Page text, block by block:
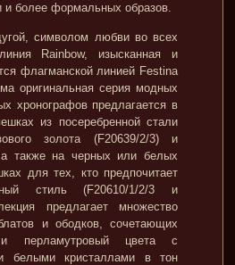
и более формальных образов.
символом любви во всех
Rainbow, изысканная и
флагманской линией Festina
оригинальная серия модных
хронографов предлагается в
из посеребренной стали
золота (F20639/2/3) и
а также на черных или белых
для тех, кто предпочитает
стиль (F20610/1/2/3 и
предлагает множество
и ободков, сочетающих
перламутровый цвета с
белыми кристаллами в тон